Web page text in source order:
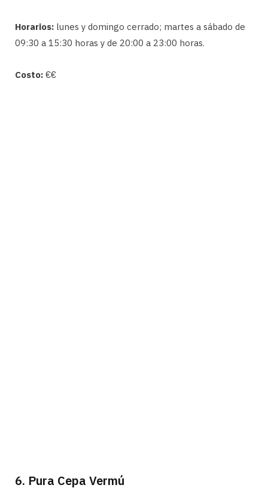
Horarios: lunes y domingo cerrado; martes a sábado de
09:30 a 15:30 horas y de 20:00 a 23:00 horas.
Costo: €€
6. Pura Cepa Vermú